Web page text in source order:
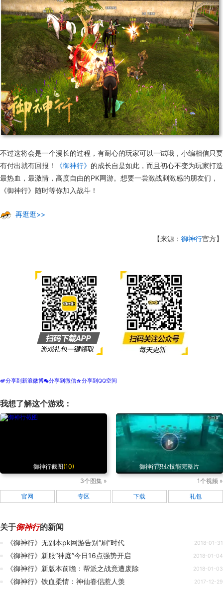
不过这将会是一个漫长的过程，有耐心的玩家可以一试哦，小编相信只要
有付出就有回报！
《御神行》 的成长自是如此，而且初心不变为玩家打造
最热血，最激情，高度自由的PK网游。想要一尝激战刺激感的朋友们，
《御神行》随时等你加入战斗！
再逛逛>>
【来源： 御神行官方】
t分享到新浪微博w分享到微信z分享到QQ空间
我想了解这个游戏：
御神行截图(10)
3个图集 »
御神行职业技能完整片
1个视频 »
官网 专区 下载 礼包
关于御神行的新闻
《御神行》无副本pk网游告别“刷”时代 2018-01-31
《御神行》新服“神庭”今日16点强势开启 2018-01-04
《御神行》新版本前瞻：帮派之战竟遭废除 2018-01-03
《御神行》铁血柔情：神仙眷侣惹人羡 2017-12-29